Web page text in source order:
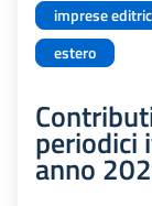
imprese
estero
periodici
anno